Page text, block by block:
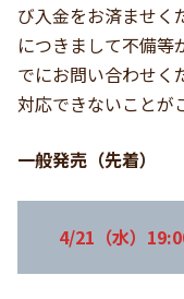
び入金をお済ませく
につきまして不備等
でにお問い合わせく
対応できないことが
一般発売（先着）
4/21（水）